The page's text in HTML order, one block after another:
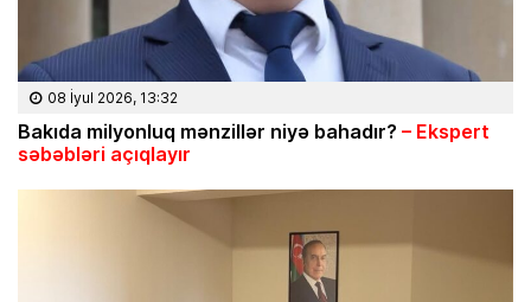
08 İyul 2026, 13:32
Bakıda milyonluq mənzillər niyə bahadır? – Ekspert
səbəbləri açıqlayır